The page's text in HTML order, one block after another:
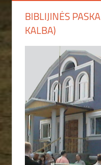
BIBLIJINĖS
KALBA)